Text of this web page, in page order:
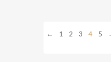
← 1 2 3 4 5